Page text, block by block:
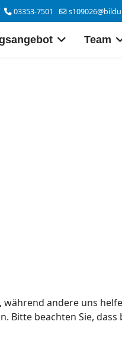
03353-7501
Team
andere uns
Bitte beachten Sie,